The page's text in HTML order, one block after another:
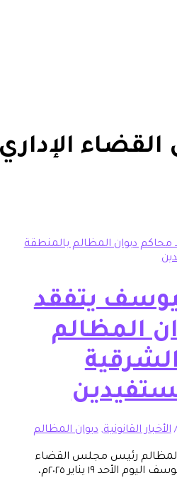
الإداري
يتفقد
,ديوان المظالم
مجلس القضاء
الإداري د.خالد بن محمد اليوسف اليوم الأحد ١٩ يناير ٢٠٢٥م،